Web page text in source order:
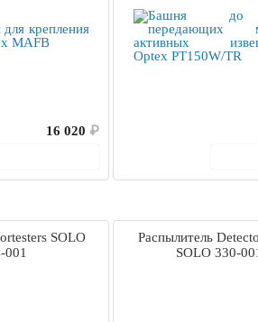
16 020 ₽
SOLO
001
Распылитель
SOLO 330-